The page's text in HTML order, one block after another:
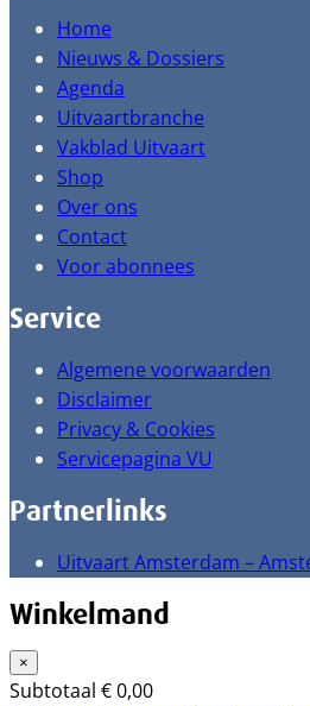
Home
Nieuws & Dossiers
Agenda
Uitvaartbranche
Vakblad Uitvaart
Shop
Over ons
Contact
Voor abonnees
Service
Algemene voorwaarden
Disclaimer
Privacy & Cookies
Servicepagina VU
Partnerlinks
Uitvaart Amsterdam –
Winkelmand
×
Subtotaal €0,00